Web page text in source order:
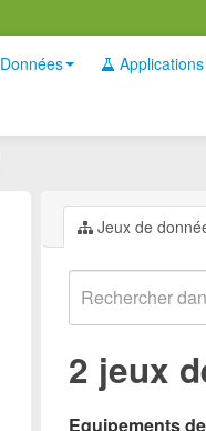
Données Applications
Jeux de
2 jeux
Equipements